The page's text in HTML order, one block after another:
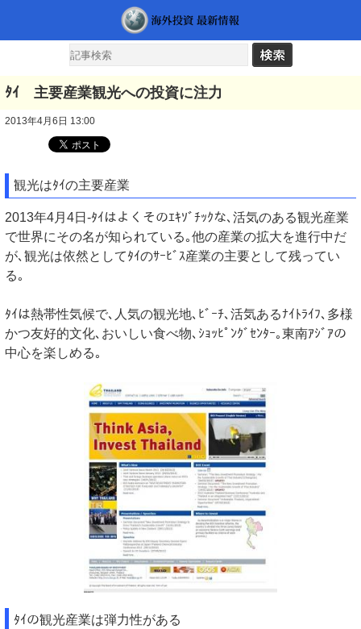
ﾀｲ 主要産業観光への投資に注力
2013年4月6日 13:00
観光はﾀｲの主要産業
2013年4月4日-ﾀｲはよくそのｴｷｿﾞﾁｯｸな､活気のある観光産業
で世界にその名が知られている｡他の産業の拡大を進行中だ
が､観光は依然としてﾀｲのｻｰﾋﾞｽ産業の主要として残ってい
る｡
ﾀｲは熱帯性気候で､人気の観光地､ﾋﾞｰﾁ､活気あるﾅｲﾄﾗｲﾌ､多様
かつ友好的文化､おいしい食べ物､ｼｮｯﾋﾟﾝｸﾞｾﾝﾀｰ｡東南ｱｼﾞｱの
中心を楽しめる｡
ﾀｲの観光産業は弾力性がある